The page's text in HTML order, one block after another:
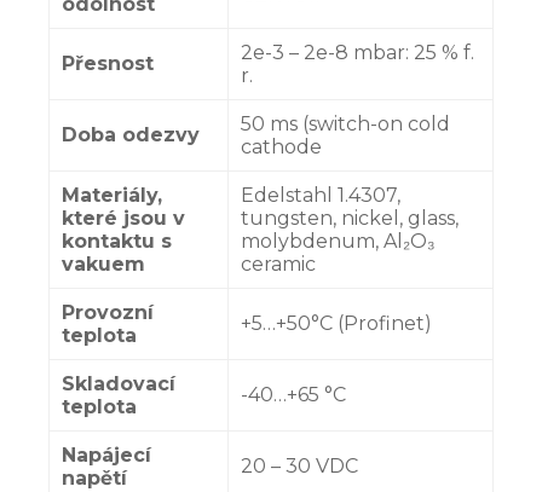
odolnost
Přesnost
2e-3 – 2e-8 mbar: 25 % f.
r.
Doba odezvy
50 ms (switch-on cold
cathode
Materiály,
které jsou v
kontaktu s
vakuem
Edelstahl 1.4307,
tungsten, nickel, glass,
molybdenum, Al₂O₃
ceramic
Provozní
teplota
+5…+50°C (Profinet)
Skladovací
teplota
-40…+65 °C
Napájecí
napětí
20 – 30 VDC